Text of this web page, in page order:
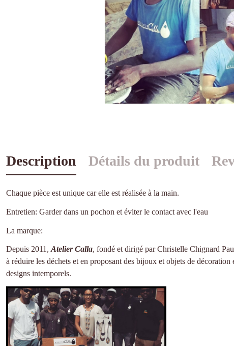
Description Détails du produit
Chaque pièce est unique car elle est réalisée à la main.
Entretien: Garder dans un pochon et éviter le contact avec l'eau
La marque:
Depuis 2011, Atelier Calla, fondé et dirigé par Christelle Chignard
à réduire les déchets et en proposant des bijoux et objets de
designs intemporels.